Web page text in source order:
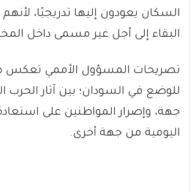
السكان يعودون إليها تدريجيًا،
البقاء إلى أجل غير مسمى داخل
تصريحات المسؤول الأممي تعكس
للوضع في السودان؛ بين آثار الحرب
جهة، وإصرار المواطنين على
اليومية من جهة أخرى.